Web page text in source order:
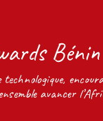
technologique,
avancer